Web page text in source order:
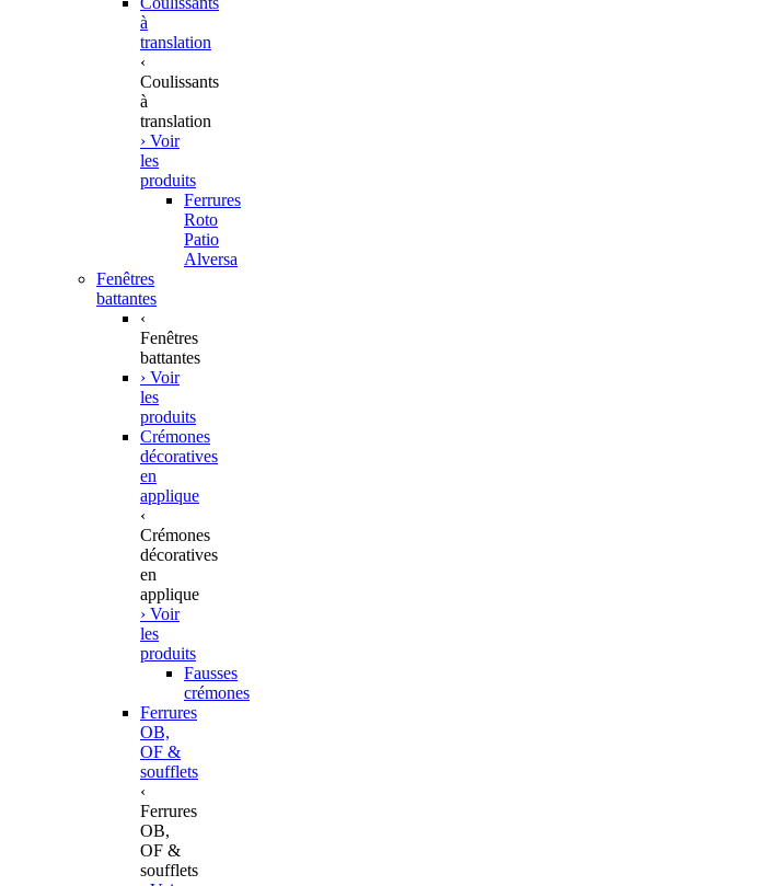
à
translation
‹
Coulissants
à
translation
› Voir
les
produits
Ferrures
Roto
Patio
Alversa
Fenêtres
battantes
‹
Fenêtres
battantes
› Voir
les
produits
Crémones
décoratives
en
applique
‹
Crémones
décoratives
en
applique
› Voir
les
produits
Fausses
crémones
Ferrures
OB,
OF &
soufflets
‹
Ferrures
OB,
OF &
soufflets